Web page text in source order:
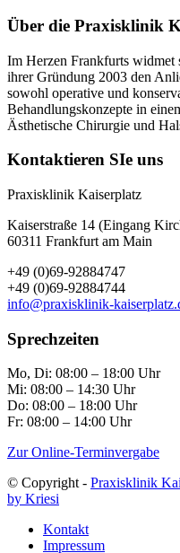
Über die Praxisklinik
Im Herzen Frankfurts
ihrer Gründung 2003 den
sowohl operative und
Behandlungskonzepte in
Ästhetische Chirurgie und
Kontaktieren SIe uns
Praxisklinik Kaiserplatz
Kaiserstraße 14 (Eingang
60311 Frankfurt am Main
+49 (0)69-92884747
+49 (0)69-92884744
info@praxisklinik-
Sprechzeiten
Mo, Di: 08:00 – 18:00 Uhr
Mi: 08:00 – 14:30 Uhr
Do: 08:00 – 18:00 Uhr
Fr: 08:00 – 14:00 Uhr
Zur Online-Terminvergabe
© Copyright - Praxisklinik
by Kriesi
Kontakt
Impressum